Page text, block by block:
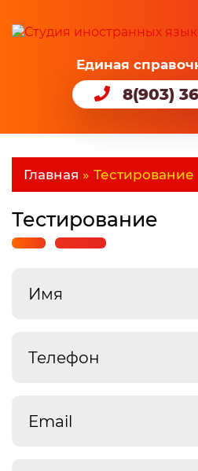
Единая
8(903)
Главная » Тестирование
Тестирование